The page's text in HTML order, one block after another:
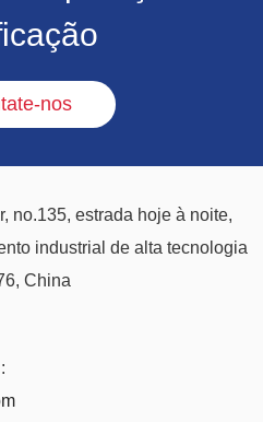
nos
no.135, estrada hoje à noite,
industrial de alta tecnologia
China